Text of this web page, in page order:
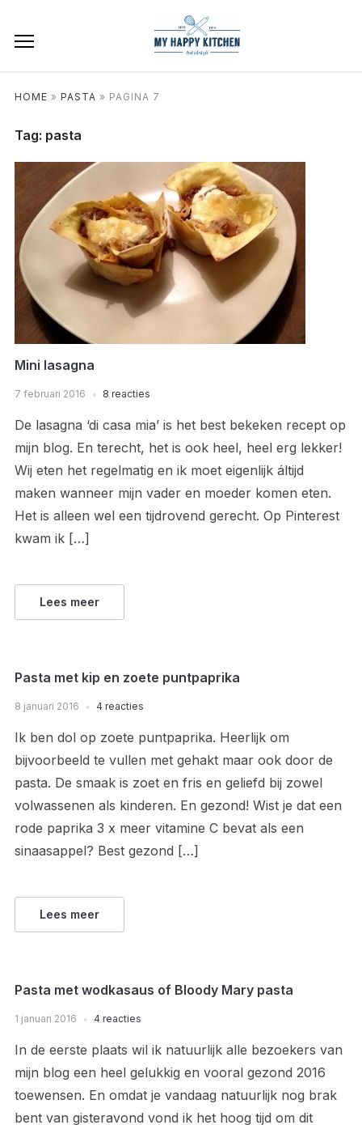
HOME » PASTA » PAGINA 7
Tag: pasta
Mini lasagna
7 februari 2016 8 reacties
De lasagna ‘di casa mia’ is het best bekeken recept op
mijn blog. En terecht, het is ook heel, heel erg lekker!
Wij eten het regelmatig en ik moet eigenlijk áltijd
maken wanneer mijn vader en moeder komen eten.
Het is alleen wel een tijdrovend gerecht. Op Pinterest
kwam ik […]
Lees meer
Pasta met kip en zoete puntpaprika
8 januari 2016 4 reacties
Ik ben dol op zoete puntpaprika. Heerlijk om
bijvoorbeeld te vullen met gehakt maar ook door de
pasta. De smaak is zoet en fris en geliefd bij zowel
volwassenen als kinderen. En gezond! Wist je dat een
rode paprika 3 x meer vitamine C bevat als een
sinaasappel? Best gezond […]
Lees meer
Pasta met wodkasaus of Bloody Mary pasta
1 januari 2016 4 reacties
In de eerste plaats wil ik natuurlijk alle bezoekers van
mijn blog een heel gelukkig en vooral gezond 2016
toewensen. En omdat je vandaag natuurlijk nog brak
bent van gisteravond vond ik het hoog tijd om dit